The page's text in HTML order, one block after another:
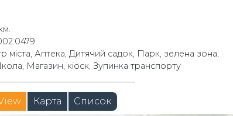
міста, Аптека, Дитячий садок, Парк, зелена зона,
Магазин, кіоск, Зупинка транспорту
Карта Список